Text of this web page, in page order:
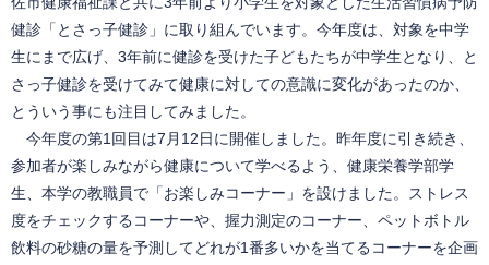
健診「とさっ子健診」に取り組んでいます。今年度は、対象を中学
生にまで広げ、3年前に健診を受けた子どもたちが中学生となり、と
さっ子健診を受けてみて健康に対しての意識に変化があったのか、
とういう事にも注目してみました。
今年度の第1回目は7月12日に開催しました。昨年度に引き続き、
参加者が楽しみながら健康について学べるよう、健康栄養学部学
生、本学の教職員で「お楽しみコーナー」を設けました。ストレス
度をチェックするコーナーや、握力測定のコーナー、ペットボトル
飲料の砂糖の量を予測してどれが1番多いかを当てるコーナーを企画